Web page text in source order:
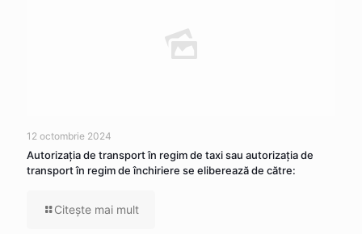
12 octombrie 2024
Autorizaţia de transport în regim de taxi sau autorizaţia de
transport în regim de închiriere se eliberează de către:
Citeşte mai mult